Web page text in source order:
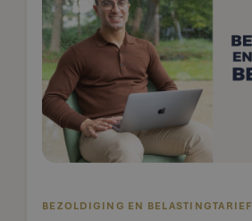
BEZOLDIGING EN BELASTINGTARIEF